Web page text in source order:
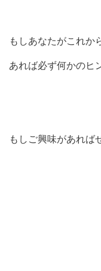
もしあなたがこれか
あれば必ず何かのヒ
もしご興味があれば